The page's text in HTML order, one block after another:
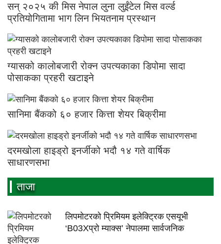
सन् २०२५ की मिस नेपाल लुना लुईंटेल मिस वर्ल्ड
प्रतियोगितामा भाग लिन भियतनाम प्रस्थान
ग्यासको कालोबजारी रोक्न उपत्यकाका डिपोमा सादा
पोसाकका प्रहरी खटाइने
सानिमा बैंकको ६० हजार कित्ता शेयर बिक्रीमा
दरमखोला हाइड्रो इनर्जीको भदौ १४ गते वार्षिक
साधारणसभा
ताजा
लिपमोटरको प्रिमियम इलेक्ट्रिक एसयूभी
‘B03Xप्रो म्याक्स’ नेपालमा सार्वजनिक